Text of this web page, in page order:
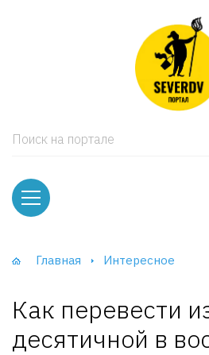
Поиск на портале
Главная Интересное
Как перевести
десятичной в
и тумбы